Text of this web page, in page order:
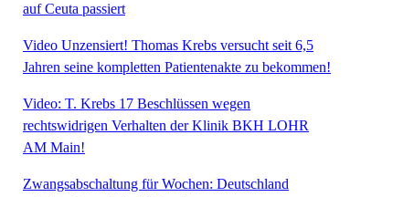
auf Ceuta passiert
Video Unzensiert! Thomas Krebs versucht seit 6,5
Jahren seine kompletten Patientenakte zu bekommen!
Video: T. Krebs 17 Beschlüssen wegen
rechtswidrigen Verhalten der Klinik BKH LOHR
AM Main!
Zwangsabschaltung für Wochen: Deutschland